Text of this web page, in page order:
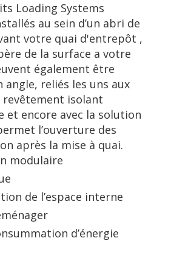
Loading Systems
au sein d’un abri de
votre quai d'entrepôt ,
de la surface a votre
également être
angle, reliés les uns aux
revêtement isolant
et encore avec la solution
l’ouverture des
après la mise à quai.
modulaire
de l’espace interne
d’énergie